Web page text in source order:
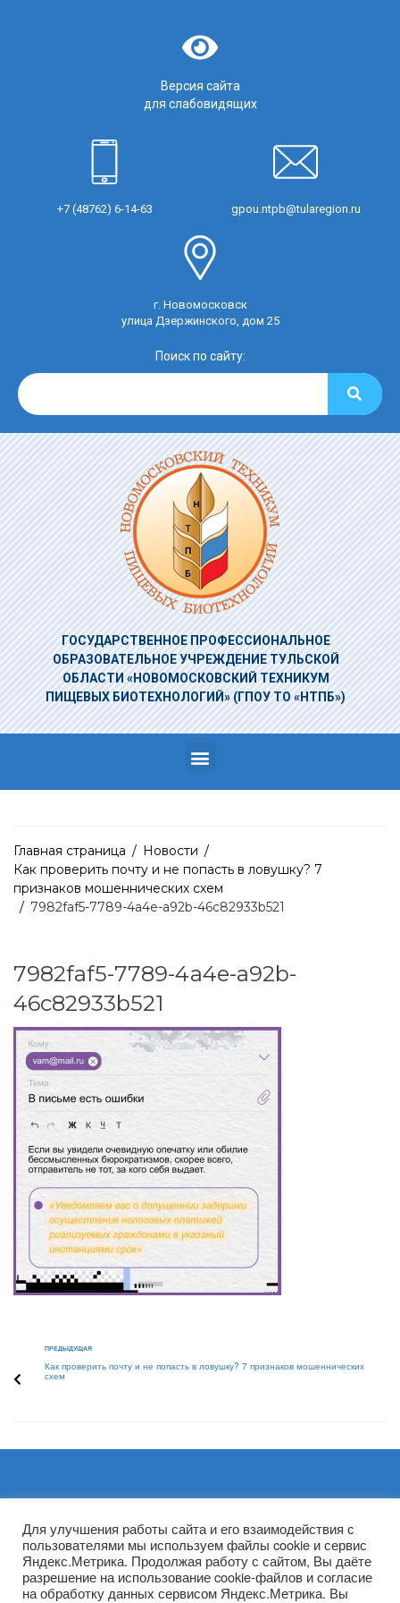
Версия сайта
для слабовидящих
+7 (48762) 6-14-63 gpou.ntpb@tularegion.ru
г. Новомосковск
улица Дзержинского, дом 25
Поиск по сайту:
ГОСУДАРСТВЕННОЕ ПРОФЕССИОНАЛЬНОЕ
ОБРАЗОВАТЕЛЬНОЕ УЧРЕЖДЕНИЕТУЛЬСКОЙ
ОБЛАСТИ «НОВОМОСКОВСКИЙ ТЕХНИКУМ
ПИЩЕВЫХ БИОТЕХНОЛОГИЙ» (ГПОУ ТО «НТПБ»)
Главная страница / Новости /
Как проверить почту и не попасть в ловушку? 7
признаков мошеннических схем
/ 7982faf5-7789-4a4e-a92b-46c82933b521
7982faf5-7789-4a4e-a92b-
46c82933b521
ПРЕДЫДУЩАЯ
Как проверить почту и не попасть в ловушку? 7 признаков мошеннических
схем
Архивы
Для улучшения работы сайта и его взаимодействия с
пользователями мы используем файлы cookie и сервис
Яндекс.Метрика. Продолжая работу с сайтом, Вы даёте
разрешение на использование cookie-файлов и согласие
на обработку данных сервисом Яндекс.Метрика. Вы